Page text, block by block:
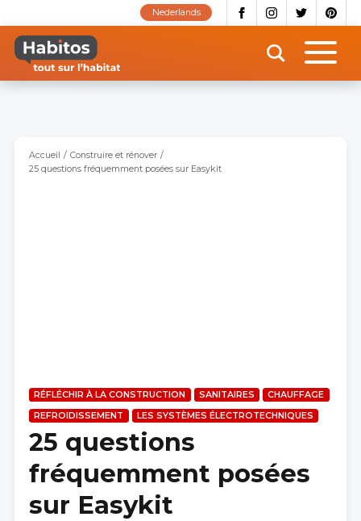
contenu
principal
Nederlands
Accueil
Construire et rénover
25 questions fréquemment posées sur Easykit
RÉFLÉCHIR À LA CONSTRUCTION SANITAIRES CHAUFFAGE
REFROIDISSEMENT LES SYSTÈMES ÉLECTROTECHNIQUES
25 questions
fréquemment posées
sur Easykit